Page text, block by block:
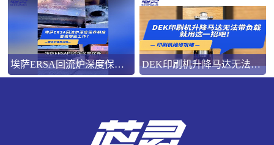
埃萨ERSA回流炉深度保养，到底要做哪些工作？ DEK印刷机升降马达无法带负载就用这一招吧！